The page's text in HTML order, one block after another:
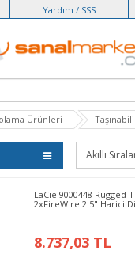
Yardım / SSS
Ürünleri
LaCie 9000448 Rugged
2xFireWire 2.5" Harici
8.737,03 TL